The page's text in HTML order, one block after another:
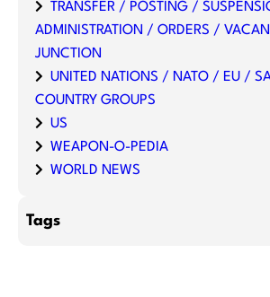
TRANSFER / POSTING /
ADMINISTRATION / ORDERS /
JUNCTION
UNITED NATIONS / NATO / EU /
COUNTRY GROUPS
US
WEAPON-O-PEDIA
WORLD NEWS
Tags